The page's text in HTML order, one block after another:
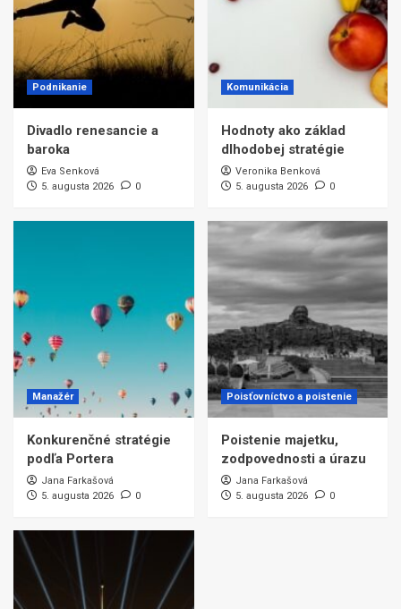
Podnikanie
Divadlo renesancie a
baroka
Eva Senková
5. augusta 2026
0
Komunikácia
Hodnoty ako základ
dlhodobej stratégie
Veronika Benková
5. augusta 2026
0
Manažér
Konkurenčné stratégie
podľa Portera
Jana Farkašová
5. augusta 2026
0
Poisťovníctvo a poistenie
Poistenie majetku,
zodpovednosti a úrazu
Jana Farkašová
5. augusta 2026
0